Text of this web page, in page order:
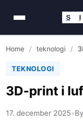
S I
Home / teknologi /
TEKNOLOGI
3D-print i
17. december 2025•